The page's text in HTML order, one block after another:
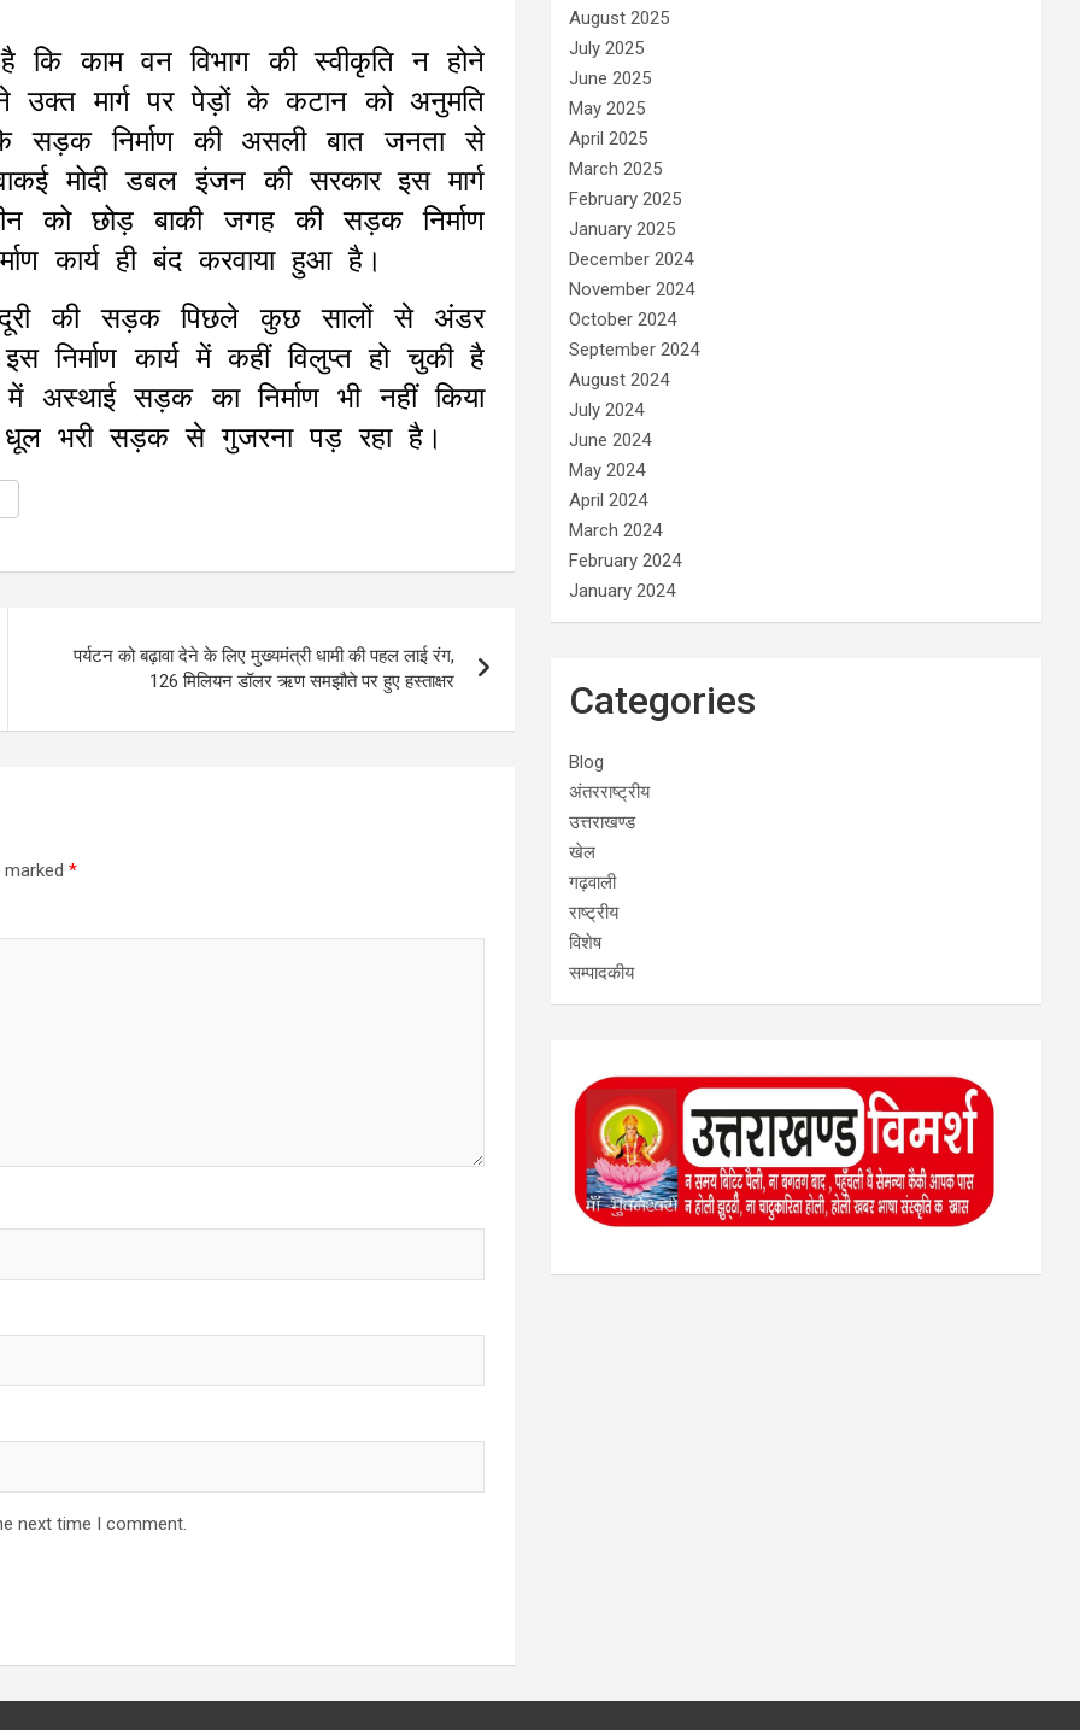
कि काम वन विभाग की स्वीकृति न होने
मार्ग पर पेड़ों के कटान को अनुमति
निर्माण की असली बात जनता से
मोदी डबल इंजन की सरकार इस मार्ग
को छोड़ बाकी जगह की सड़क निर्माण
कार्य ही बंद करवाया हुआ है।
दूरी की सड़क पिछले कुछ सालों से अंडर
निर्माण कार्य में कहीं विलुप्त हो चुकी है
अस्थाई सड़क का निर्माण भी नहीं किया
धूल भरी सड़क से गुजरना पड़ रहा है।
पर्यटन को बढ़ावा देने के लिए मुख्यमंत्री धामी की पहल लाई रंग,
126 मिलियन डॉलर ऋण समझौते पर हुए हस्ताक्षर
marked *
next time I comment.
August 2025
July 2025
June 2025
May 2025
April 2025
March 2025
February 2025
January 2025
December 2024
November 2024
October 2024
September 2024
August 2024
July 2024
June 2024
May 2024
April 2024
March 2024
February 2024
January 2024
Categories
Blog
अंतरराष्ट्रीय
उत्तराखण्ड
खेल
गढ़वाली
राष्ट्रीय
विशेष
सम्पादकीय